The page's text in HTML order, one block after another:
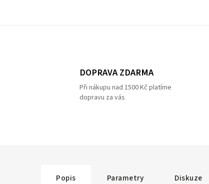
DOPRAVA ZDARMA
Při nákupu nad 1500 Kč platíme
dopravu za vás
Popis Parametry Diskuze